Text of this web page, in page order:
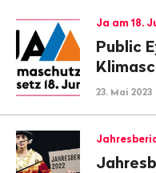
Ja am 18.
Public
23. Mai 2023